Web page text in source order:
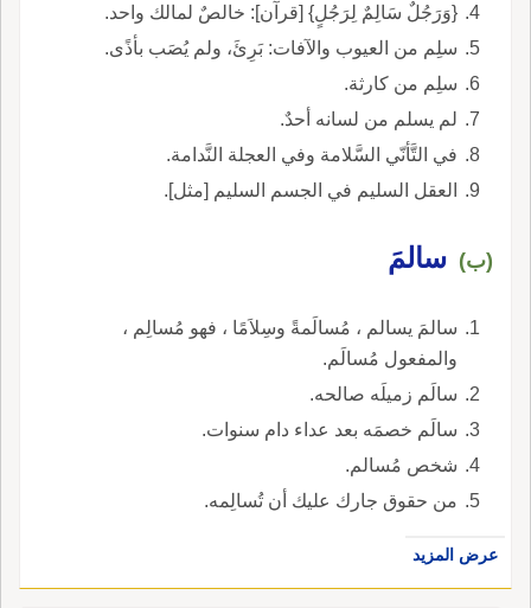
{وَرَجُلٌ سَالِمٌ لِرَجُلٍ} [قرآن]: خالصٌ لمالك واحد.
سلِم من العيوب والآفات: بَرِئَ، ولم يُصَب بأذًى.
سلِم من كارثة.
لم يسلم من لسانه أحدٌ.
في التَّأنّي السَّلامة وفي العجلة النَّدامة.
العقل السليم في الجسم السليم [مثل].
(ب) سالمَ
سالمَ يسالم ، مُسالَمةً وسِلاَمًا ، فهو مُسالِم ،
والمفعول مُسالَم.
سالَم زميلَه صالحه.
سالَم خصمَه بعد عداء دام سنوات.
شخص مُسالم.
من حقوق جارك عليك أن تُسالِمه.
عرض المزيد